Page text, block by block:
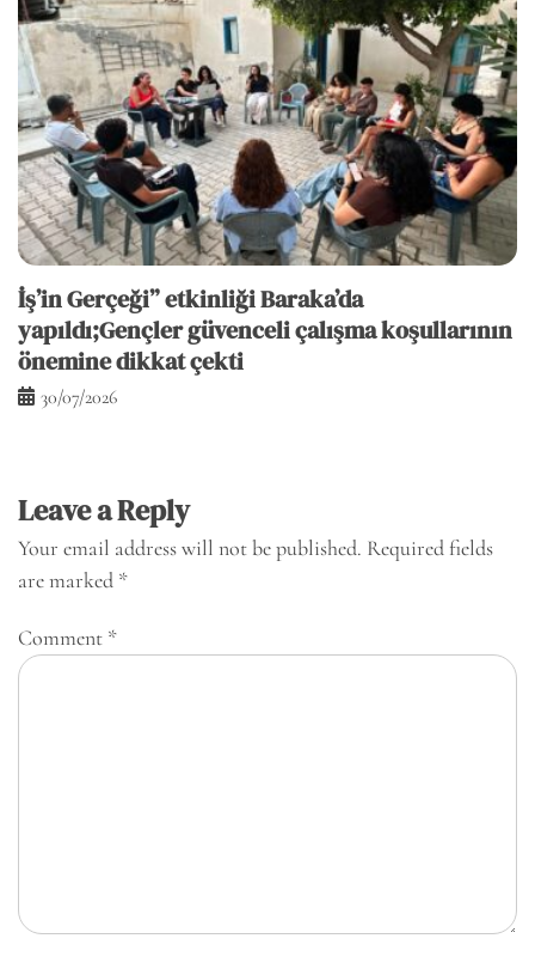
İş’in Gerçeği” etkinliği Baraka’da
yapıldı;Gençler güvenceli çalışma koşullarının
önemine dikkat çekti
30/07/2026
Leave a Reply
Your email address will not be published. Required fields
are marked *
Comment *